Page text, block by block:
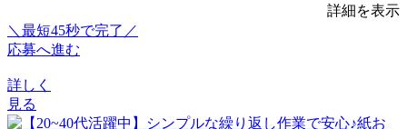
詳細を表示
＼最短45秒で完了／
応募へ進む
詳しく
見る